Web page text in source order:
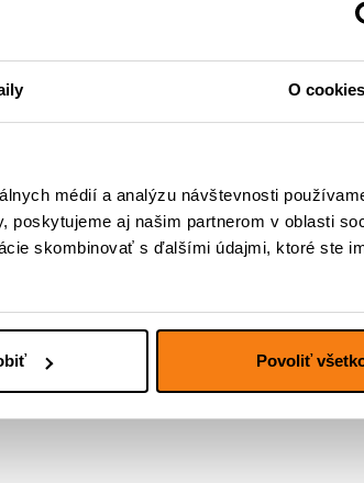
O cookies
médií a analýzu návštevnosti
poskytujeme aj našim partnerom v oblasti
skombinovať s ďalšími údajmi, ktoré ste
Povoliť